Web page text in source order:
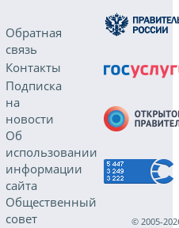
Обратная
связь
Контакты
Подписка
на
новости
Об
использовании
информации
сайта
Общественный
совет
© 2005-